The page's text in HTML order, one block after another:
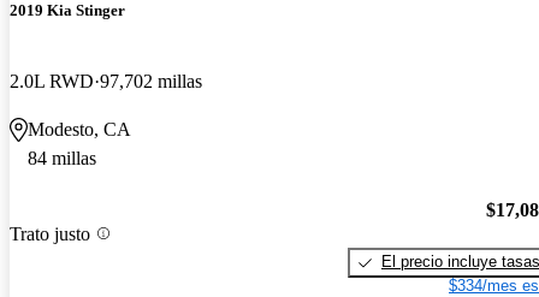
2019 Kia Stinger
2.0L RWD 97,702 millas
Modesto, CA
84 millas
Trato justo
El precio incluye tasas
$334/mes